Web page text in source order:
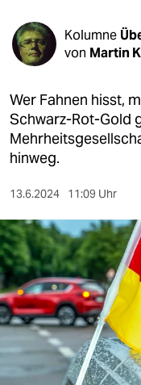
öko
gesellschaft
kultur
sport
berlin
nord
wahrheit
verlag
verlag
veranstaltungen
shop
Kolumne
von Martin
Wer Fahnen hisst,
Schwarz-Rot-Gold
hinweg.
13.6.2024 11:09 Uhr